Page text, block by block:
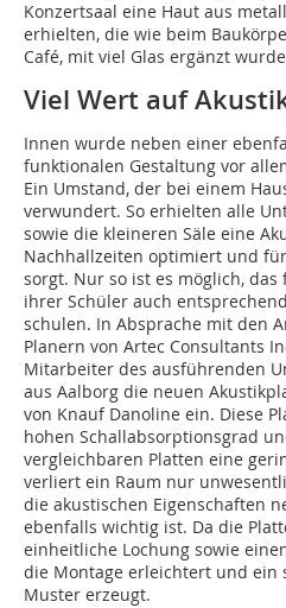
Konzertsaal eine Haut aus
erhielten, die wie beim
Café, mit viel Glas ergänzt
Viel Wert auf
Innen wurde neben einer
funktionalen Gestaltung vor
Ein Umstand, der bei einem
verwundert. So erhielten alle
sowie die kleineren Säle eine
Nachhallzeiten optimiert und
sorgt. Nur so ist es möglich,
ihrer Schüler auch
schulen. In Absprache mit den
Planern von Artec Consultants
Mitarbeiter des ausführenden
aus Aalborg die neuen
von Knauf Danoline ein. Diese
hohen Schallabsorptionsgrad
vergleichbaren Platten eine
verliert ein Raum nur
die akustischen Eigenschaften
ebenfalls wichtig ist. Da die
einheitliche Lochung sowie
die Montage erleich­tert und ein
Muster erzeugt.